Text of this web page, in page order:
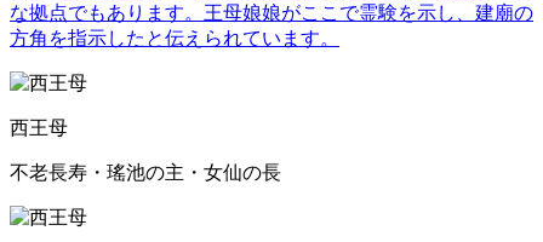
な拠点でもあります。王母娘娘がここで霊験を示し、建廟の
方角を指示したと伝えられています。
西王母
不老長寿・瑤池の主・女仙の長